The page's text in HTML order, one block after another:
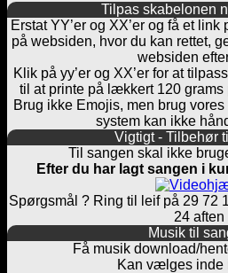
Tilpas skabelonen
Erstat YY’er og XX’er og få et
på websiden, hvor du kan rettet,
websiden
Klik på yy’er og XX’er for at
til at printe på lækkert 120 grams
Brug ikke Emojis, men brug
system kan ikke
Vigtigt - Tilbehør
Til sangen skal ikke
Efter du har lagt sangen i
Spørgsmål ? Ring til leif på 29 72
24 aften
Musik til
Få musik download/
Kan vælges inde